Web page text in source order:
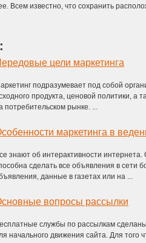
Всем известно, что сохранить
цели маркетинга
подразумевает под собой
продукта, ценовой политики, а
потребительском рынке. ...
маркетинга в
знают об интерактивности
сделать все объявления в сети
данные в газетах или на ...
вопросы рассылки
службы по рассылкам
начального движения сайта. Для того